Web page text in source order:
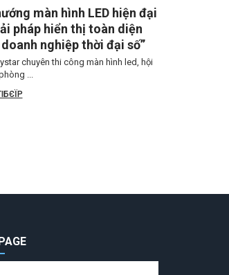
màn hình LED hiện đại
pháp hiển thị toàn diện
nghiệp thời đại số”
chuyên thi công màn hình led, hội
...